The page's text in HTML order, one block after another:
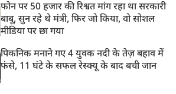
फोन पर 50 हजार की रिश्वत मांग रहा था सरकारी
बाबू, सुन रहे थे मंत्री, फिर जो किया, वो सोशल
मीडिया पर छा गया
पिकनिक मनाने गए 4 युवक नदी के तेज़ बहाव में
फंसे, 11 घंटे के सफल रेस्क्यू के बाद बची जान